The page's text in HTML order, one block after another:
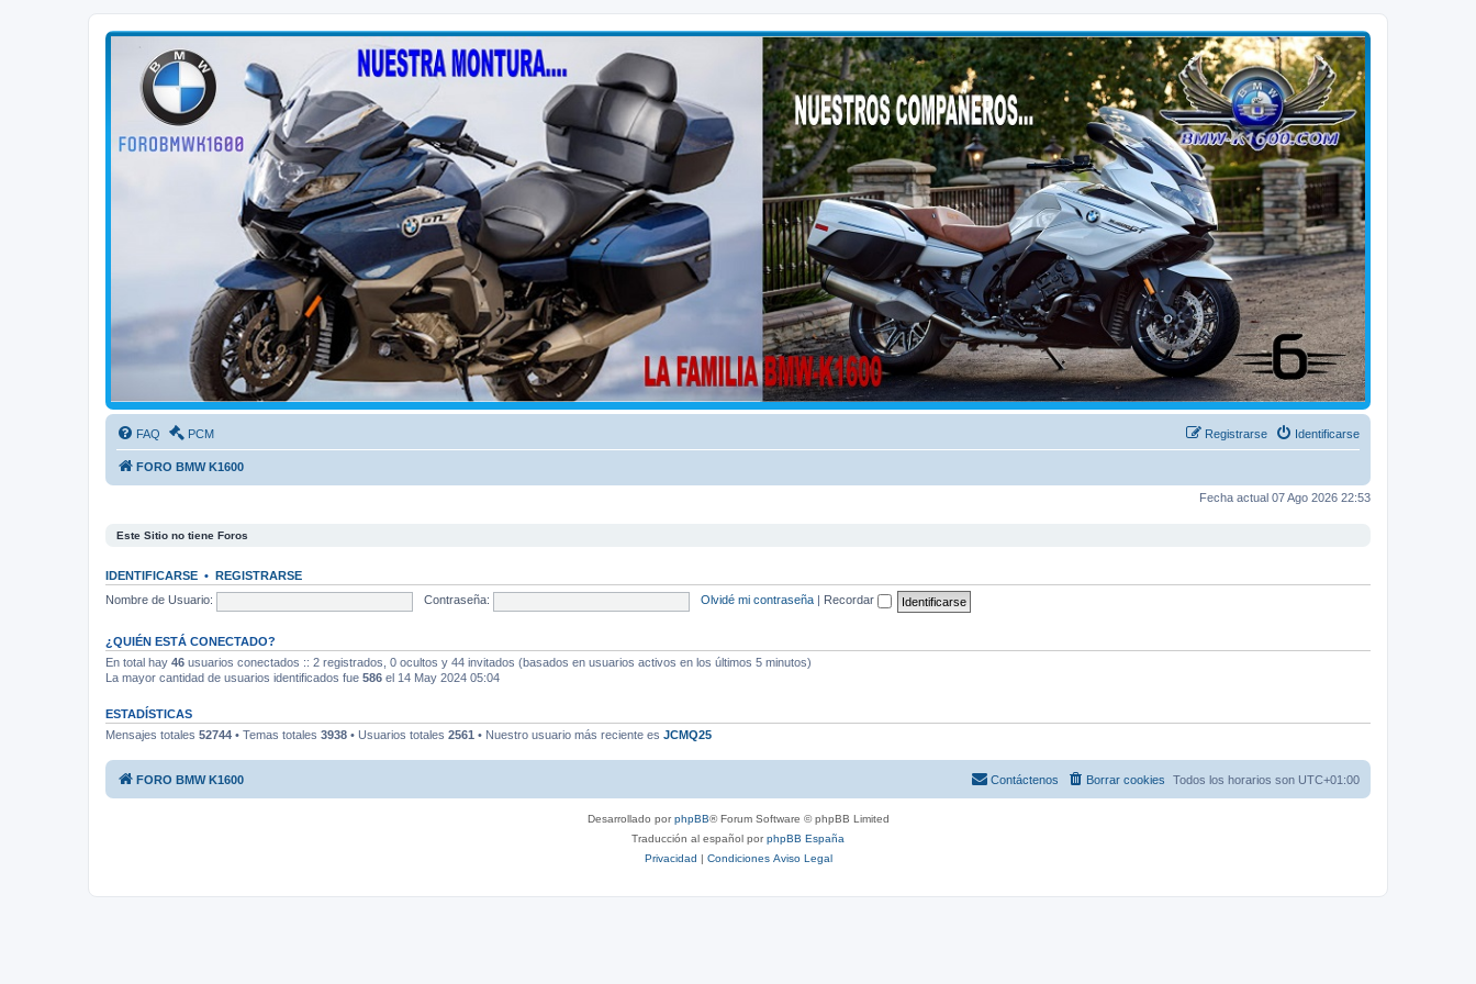
FORO BMW K1600
FORO de MOTOS BMW
FAQ PCM Identificarse
Registrarse
FORO BMW K1600
Fecha actual 07 Ago 2026 22:53
Este Sitio no tiene Foros
IDENTIFICARSE • REGISTRARSE
Nombre de Usuario:
Contraseña: Olvidé mi contraseña Recordar
¿QUIÉN ESTÁ CONECTADO?
En total hay 46 usuarios conectados :: 2 registrados, 0 ocultos y 44 invitados (basados en usuarios activos en los últimos 5 minutos)
La mayor cantidad de usuarios identificados fue 586 el 14 May 2024 05:04
ESTADÍSTICAS
Mensajes totales 52744 • Temas totales 3938 • Usuarios totales 2561 • Nuestro usuario más reciente es JCMQ25
FORO BMW K1600 Todos los horarios son UTC+01:00
Borrar cookies
Contáctenos
Desarrollado porphpBB® Forum Software © phpBB Limited
Traducción al español porphpBB España
Privacidad | Condiciones Aviso Legal